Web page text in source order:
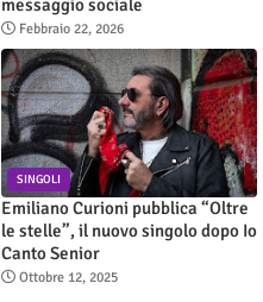
messaggio sociale
Febbraio 22, 2026
SINGOLI
Emiliano Curioni pubblica “Oltre
le stelle”, il nuovo singolo dopo Io
Canto Senior
Ottobre 12, 2025